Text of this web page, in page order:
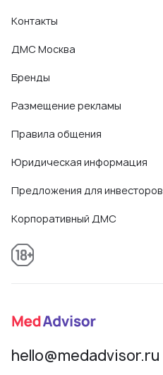
Контакты
ДМС Москва
Бренды
Размещение рекламы
Правила общения
Юридическая информация
Предложения для инвесторов
Корпоративный ДМС
hello@medadvisor.ru